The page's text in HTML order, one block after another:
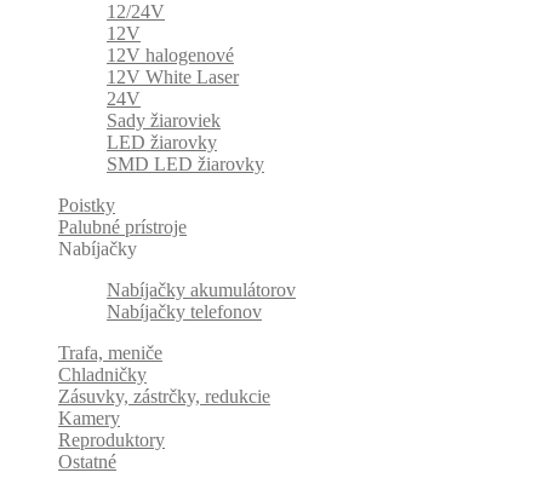
12/24V
12V
12V halogenové
12V White Laser
24V
Sady žiaroviek
LED žiarovky
SMD LED žiarovky
Poistky
Palubné prístroje
Nabíjačky
Nabíjačky akumulátorov
Nabíjačky telefonov
Trafa, meniče
Chladničky
Zásuvky, zástrčky, redukcie
Kamery
Reproduktory
Ostatné